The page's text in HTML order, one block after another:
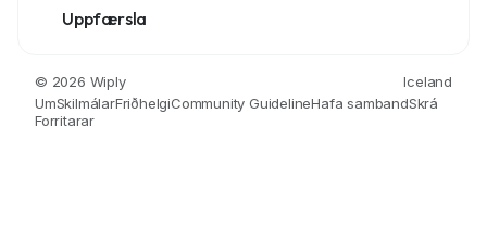
Uppfærsla
© 2026 Wiply
Iceland
UmSkilmálarFriðhelgiCommunity GuidelineHafa sambandSkrá
Forritarar